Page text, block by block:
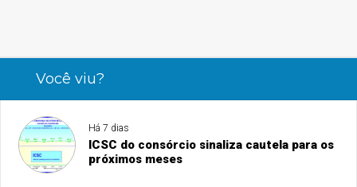
Você viu?
Há 7 dias
ICSC do consórcio sinaliza cautela para os
próximos meses